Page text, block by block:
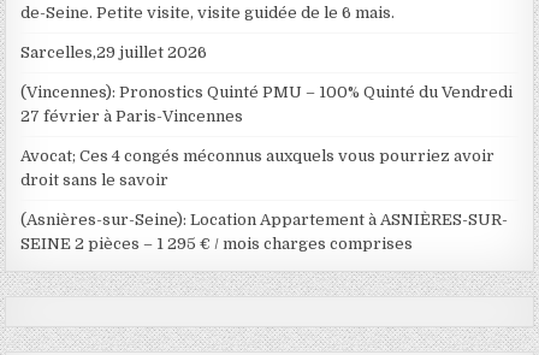
de-Seine. Petite visite, visite guidée de le 6 mais.
Sarcelles,29 juillet 2026
(Vincennes): Pronostics Quinté PMU – 100% Quinté du Vendredi
27 février à Paris-Vincennes
Avocat; Ces 4 congés méconnus auxquels vous pourriez avoir
droit sans le savoir
(Asnières-sur-Seine): Location Appartement à ASNIÈRES-SUR-
SEINE 2 pièces – 1 295 € / mois charges comprises